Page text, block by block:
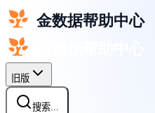
旧版
搜索...